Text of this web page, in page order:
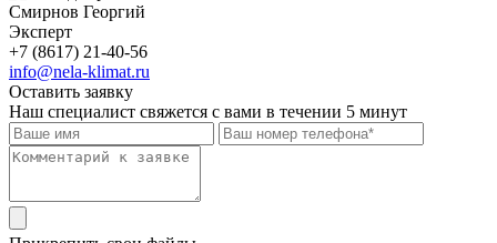
Смирнов Георгий
Эксперт
+7 (8617) 21-40-56
info@nela-klimat.ru
Оставить заявку
Наш специалист свяжется с вами в течении 5 минут